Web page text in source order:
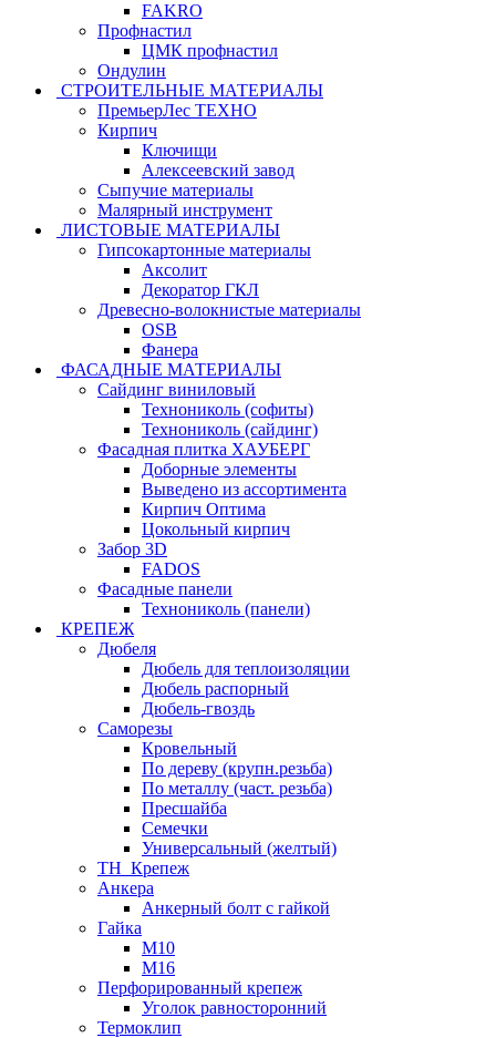
FAKRO
Профнастил
ЦМК профнастил
Ондулин
СТРОИТЕЛЬНЫЕ МАТЕРИАЛЫ
ПремьерЛес ТЕХНО
Кирпич
Ключищи
Алексеевский завод
Сыпучие материалы
Малярный инструмент
ЛИСТОВЫЕ МАТЕРИАЛЫ
Гипсокартонные материалы
Аксолит
Декоратор ГКЛ
Древесно-волокнистые материалы
OSB
Фанера
ФАСАДНЫЕ МАТЕРИАЛЫ
Сайдинг виниловый
Технониколь (софиты)
Технониколь (сайдинг)
Фасадная плитка ХАУБЕРГ
Доборные элементы
Выведено из ассортимента
Кирпич Оптима
Цокольный кирпич
Забор 3D
FADOS
Фасадные панели
Технониколь (панели)
КРЕПЕЖ
Дюбеля
Дюбель для теплоизоляции
Дюбель распорный
Дюбель-гвоздь
Саморезы
Кровельный
По дереву (крупн.резьба)
По металлу (част. резьба)
Пресшайба
Семечки
Универсальный (желтый)
ТН_Крепеж
Анкера
Анкерный болт с гайкой
Гайка
М10
М16
Перфорированный крепеж
Уголок равносторонний
Термоклип